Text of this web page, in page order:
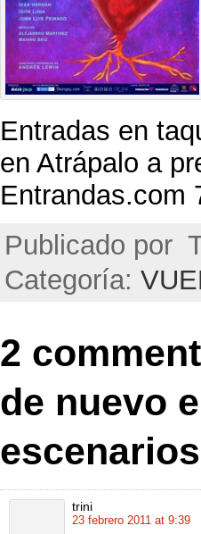
Entradas en
en Atrápalo a
Entrandas.com
Publicado por
Categoría:
2
de nuevo
trini
23 febrero 2011 at 9:39